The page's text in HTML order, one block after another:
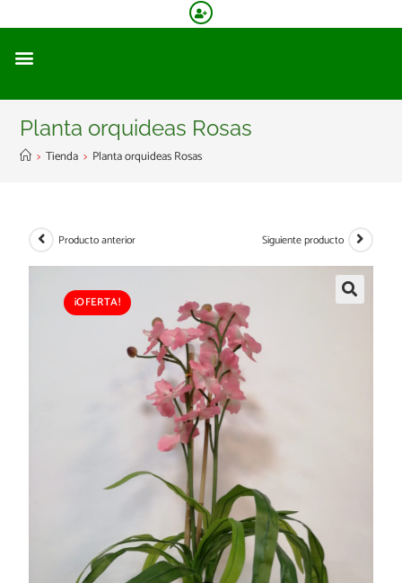
Planta orquideas Rosas
> Tienda > Planta orquideas Rosas
¡OFERTA!
Producto anterior Siguiente producto